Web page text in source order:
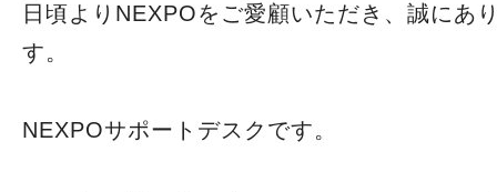
導入の流れ・
よくある質問
日頃よりNEXPOをご愛顧いただき、誠にあ
す。
NEXPOサポートデスクです。